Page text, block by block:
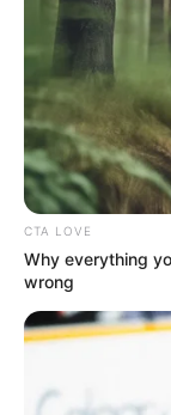
Από το 1867
Ελλάδα έχει
σύμφωνα με...
CTA LOVE
Why everything
wrong